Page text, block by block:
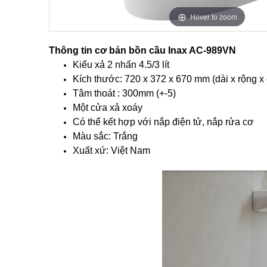
Hover to zoom
Thông tin cơ bản bồn cầu Inax AC-989VN
Kiểu xả 2 nhấn 4.5/3 lít
Kích thước: 720 x 372 x 670 mm (dài x rộng x
Tâm thoát : 300mm (+-5)
Một cửa xả xoáy
Có thể kết hợp với nắp điện tử, nắp rửa cơ
Màu sắc: Trắng
Xuất xứ: Việt Nam